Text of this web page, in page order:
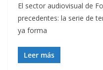
El sector audiovisual de
precedentes: la serie de
ya forma
Leer más